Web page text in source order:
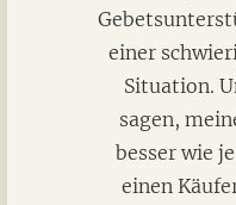
einer
Situation.
sagen,
besser wie
einen